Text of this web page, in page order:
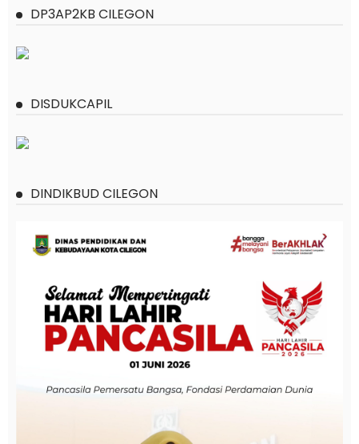
DP3AP2KB CILEGON
DISDUKCAPIL
DINDIKBUD CILEGON